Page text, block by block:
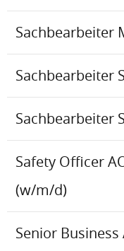
Sachbearbeiter
Sachbearbeiter
Sachbearbeiter
Safety Officer
(w/m/d)
Senior